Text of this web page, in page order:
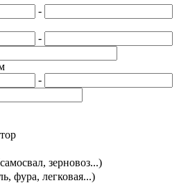
-
-
-
зерновоз...)
фура, легковая...)